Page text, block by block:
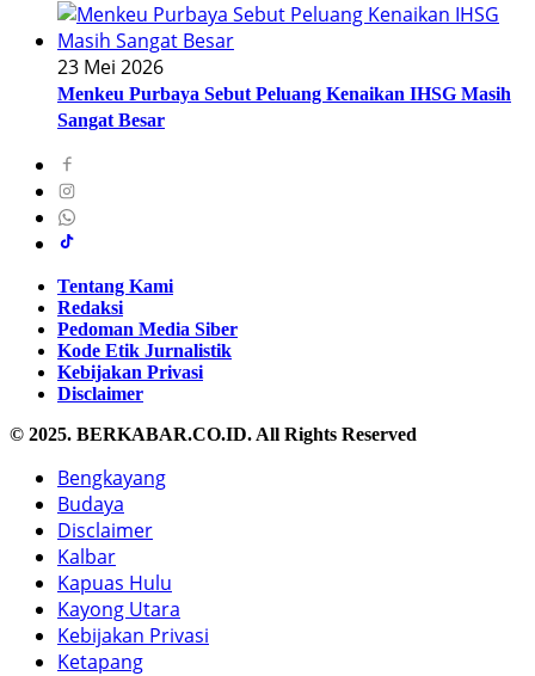
23 Mei 2026
Menkeu Purbaya Sebut Peluang Kenaikan IHSG Masih
Sangat Besar
Tentang Kami
Redaksi
Pedoman Media Siber
Kode Etik Jurnalistik
Kebijakan Privasi
Disclaimer
© 2025. BERKABAR.CO.ID. All Rights Reserved
Bengkayang
Budaya
Disclaimer
Kalbar
Kapuas Hulu
Kayong Utara
Kebijakan Privasi
Ketapang